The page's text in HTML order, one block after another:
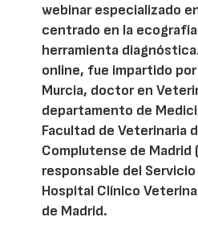
webinar especializado
centrado en la
herramienta
online, fue impartido por
Murcia, doctor en
departamento de
Facultad de Veterinaria
Complutense de Madrid
responsable del
Hospital Clínico
de Madrid.